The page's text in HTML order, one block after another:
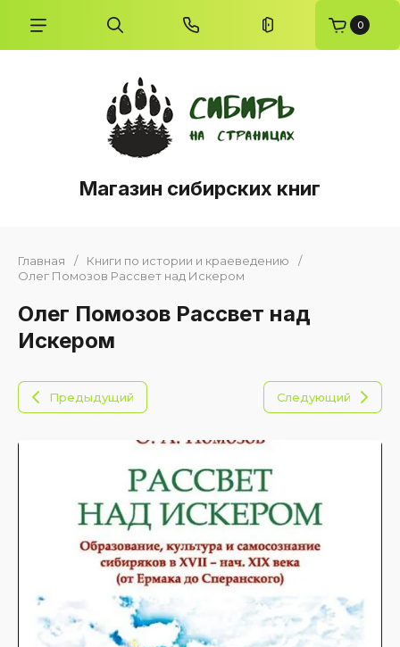
Магазин сибирских книг
0
Главная / Книги по истории и краеведению
/
Олег Помозов Рассвет над Искером
Олег Помозов Рассвет над
Искером
Предыдущий Следующий